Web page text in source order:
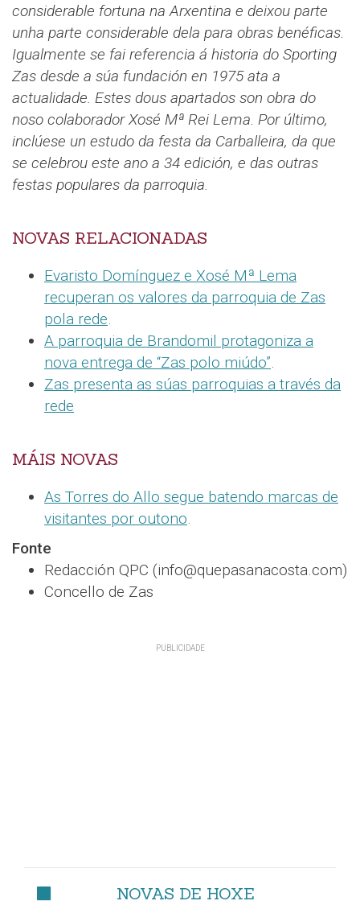
considerable fortuna na Arxentina e deixou parte
unha parte considerable dela para obras benéficas.
Igualmente se fai referencia á historia do Sporting
Zas desde a súa fundación en 1975 ata a
actualidade. Estes dous apartados son obra do
noso colaborador Xosé Mª Rei Lema. Por último,
inclúese un estudo da festa da Carballeira, da que
se celebrou este ano a 34 edición, e das outras
festas populares da parroquia.
NOVAS RELACIONADAS
Evaristo Domínguez e Xosé Mª Lema
recuperan os valores da parroquia de Zas
pola rede.
A parroquia de Brandomil protagoniza a
nova entrega de “Zas polo miúdo”.
Zas presenta as súas parroquias a través da
rede
MÁIS NOVAS
As Torres do Allo segue batendo marcas de
visitantes por outono.
Fonte
Redacción QPC (info@quepasanacosta.com)
Concello de Zas
NOVAS DE HOXE